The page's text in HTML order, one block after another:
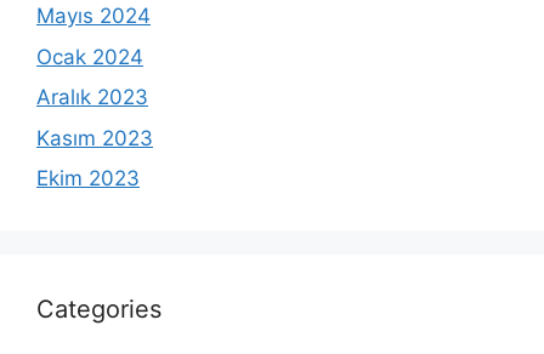
Mayıs 2024
Ocak 2024
Aralık 2023
Kasım 2023
Ekim 2023
Categories